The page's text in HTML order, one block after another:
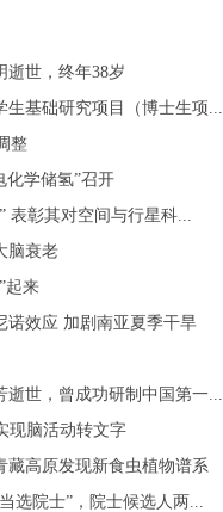
逝世，终年38岁
生基础研究项目（博士生项...
整
化学储氢”召开
表彰其对空间与行星科...
脑衰老
起来
诺效应 加剧南亚夏季干旱
逝世，曾成功研制中国第一...
现脑活动转文字
藏高原发现新食虫植物谱系
选院士”，院士候选人两...